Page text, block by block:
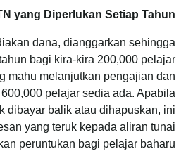
yang Diperlukan Setiap Tahun
dana, dianggarkan sehingga
bagi kira-kira 200,000 pelajar
mahu melanjutkan pengajian dan
pelajar sedia ada. Apabila
dibayar balik atau dihapuskan, ini
yang teruk kepada aliran tunai
peruntukan bagi pelajar baharu